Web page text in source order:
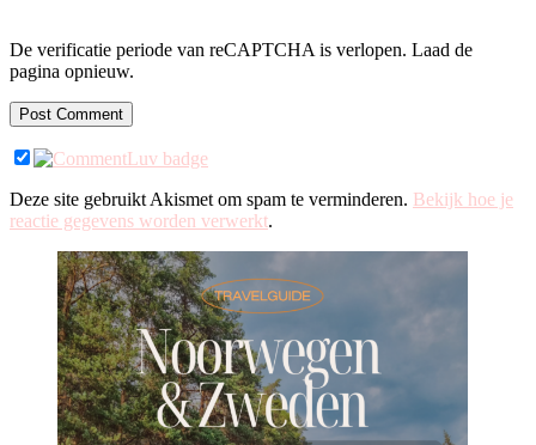
De verificatie periode van reCAPTCHA is verlopen. Laad de
pagina opnieuw.
Deze site gebruikt Akismet om spam te verminderen. Bekijk hoe je
reactie gegevens worden verwerkt.